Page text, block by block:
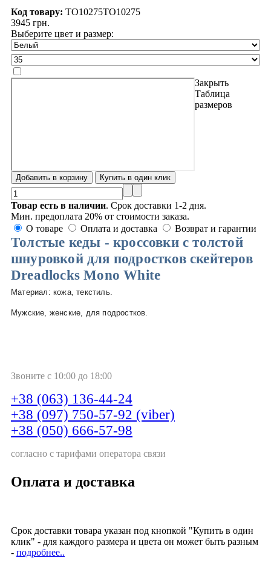
Код товару: TO10275TO10275
3945 грн.
Выберите цвет и размер:
Закрыть
Таблица
размеров
Товар есть в наличии. Срок доставки 1-2 дня.
Мин. предоплата 20% от стоимости заказа.
О товаре
Оплата и доставка Возврат и гарантии
Толстые кеды - кроссовки с толстой
шнуровкой для подростков скейтеров
Dreadlocks Mono White
Материал: кожа, текстиль.
Мужские, женские, для подростков.
Звоните с 10:00 до 18:00
+38 (063) 136-44-24
+38 (097) 750-57-92 (viber)
+38 (050) 666-57-98
согласно с тарифами оператора связи
Оплата и доставка
Срок доставки товара указан под кнопкой "Купить в один
клик" - для каждого размера и цвета он может быть разным
- подробнее..